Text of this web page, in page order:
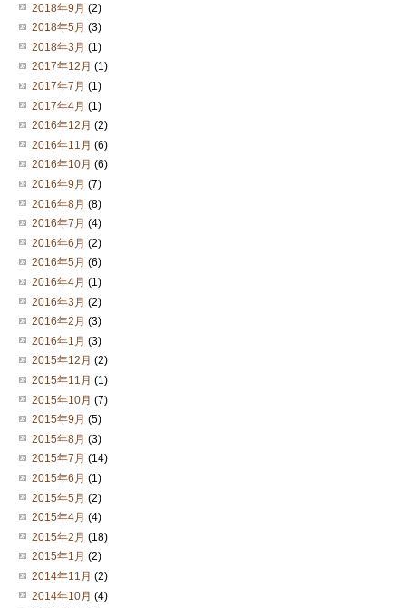
2018年9月 (2)
2018年5月 (3)
2018年3月 (1)
2017年12月 (1)
2017年7月 (1)
2017年4月 (1)
2016年12月 (2)
2016年11月 (6)
2016年10月 (6)
2016年9月 (7)
2016年8月 (8)
2016年7月 (4)
2016年6月 (2)
2016年5月 (6)
2016年4月 (1)
2016年3月 (2)
2016年2月 (3)
2016年1月 (3)
2015年12月 (2)
2015年11月 (1)
2015年10月 (7)
2015年9月 (5)
2015年8月 (3)
2015年7月 (14)
2015年6月 (1)
2015年5月 (2)
2015年4月 (4)
2015年2月 (18)
2015年1月 (2)
2014年11月 (2)
2014年10月 (4)